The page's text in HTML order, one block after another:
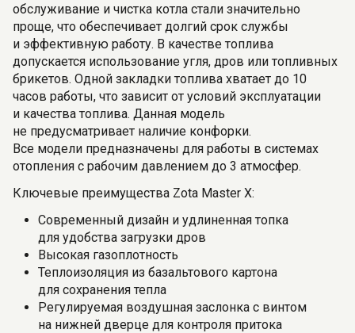
обслуживание и чистка котла стали значительно
проще, что обеспечивает долгий срок службы
и эффективную работу. В качестве топлива
допускается использование угля, дров или топливных
брикетов. Одной закладки топлива хватает до 10
часов работы, что зависит от условий эксплуатации
и качества топлива. Данная модель
не предусматривает наличие конфорки.
Все модели предназначены для работы в системах
отопления с рабочим давлением до 3 атмосфер.
Ключевые преимущества Zota Master X:
Современный дизайн и удлиненная топка
для удобства загрузки дров
Высокая газоплотность
Теплоизоляция из базальтового картона
для сохранения тепла
Регулируемая воздушная заслонка с винтом
на нижней дверце для контроля притока